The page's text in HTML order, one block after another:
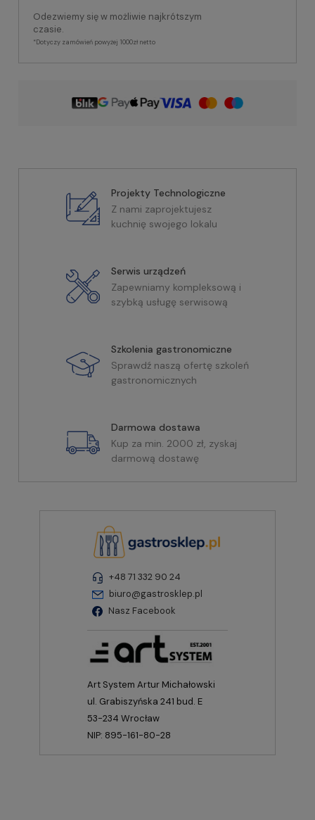
Odezwiemy się w możliwie najkrótszym
czasie.
*Dotyczy zamówień powyżej 1000zł netto
Projekty Technologiczne
Z nami zaprojektujesz
kuchnię swojego lokalu
Serwis urządzeń
Zapewniamy kompleksową i
szybką usługę serwisową
Szkolenia gastronomiczne
Sprawdź naszą ofertę szkoleń
gastronomicznych
Darmowa dostawa
Kup za min. 2000 zł, zyskaj
darmową dostawę
+48 71 332 90 24
biuro@gastrosklep.pl
Nasz Facebook
Art System Artur Michałowski
ul. Grabiszyńska 241 bud. E
53-234 Wrocław
NIP: 895-161-80-28